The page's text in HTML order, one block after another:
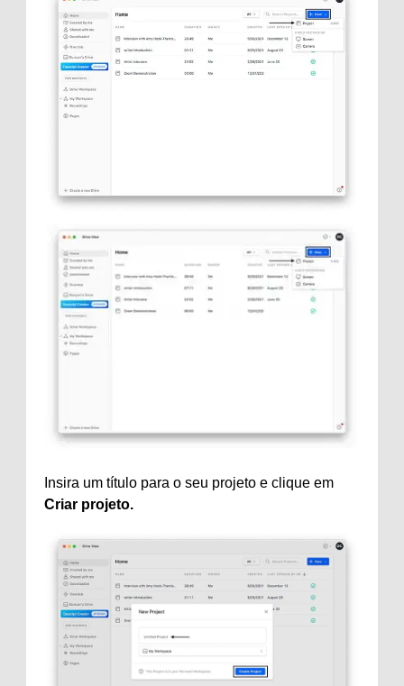
Insira um título para o seu projeto e clique em
Criar projeto.